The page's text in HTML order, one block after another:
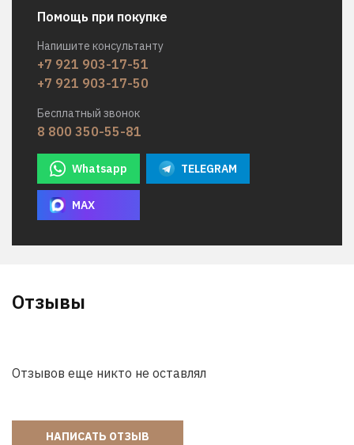
Помощь при покупке
Напишите консультанту
+7 921 903-17-51
+7 921 903-17-50
Бесплатный звонок
8 800 350-55-81
Whatsapp TELEGRAM
MAX
Отзывы
Отзывов еще никто не оставлял
НАПИСАТЬ ОТЗЫВ